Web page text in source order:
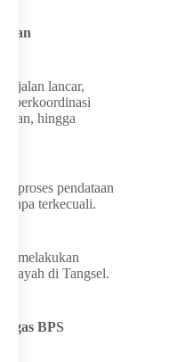
lancar,
berkoordinasi
hingga
proses pendataan
tanpa terkecuali.
melakukan
wilayah di Tangsel.
BPS